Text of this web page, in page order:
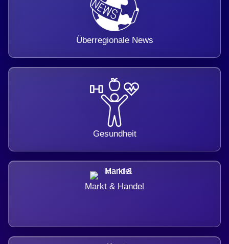
Überregionale News
Gesundheit
Markt & Handel